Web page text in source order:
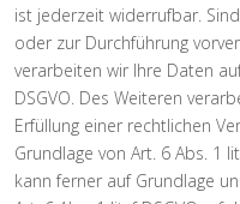
ist jederzeit widerrufbar.
oder zur Durchführung
verarbeiten wir Ihre Daten
DSGVO. Des Weiteren
Erfüllung einer rechtlichen
Grundlage von Art. 6 Abs. 1
kann ferner auf Grundlage